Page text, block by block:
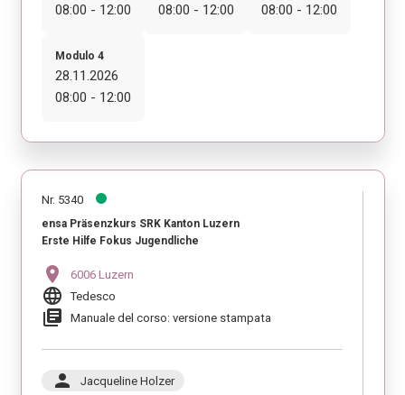
08:00 - 12:00
08:00 - 12:00
08:00 - 12:00
Modulo 4
28.11.2026
08:00 - 12:00
Nr. 5340
ensa Präsenzkurs SRK Kanton Luzern
Erste Hilfe Fokus Jugendliche
location_on 6006 Luzern
language Tedesco
library_books Manuale del corso: versione stampata
person Jacqueline Holzer